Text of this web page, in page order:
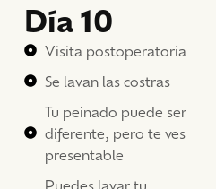
Día 10
Visita postoperatoria
Se lavan las costras
Tu peinado puede ser
diferente, pero te ves
presentable
Puedes lavar tu